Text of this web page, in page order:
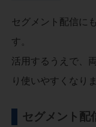
セグメント配信に
す。
活用するうえで、
り使いやすくなりま
セグメント配